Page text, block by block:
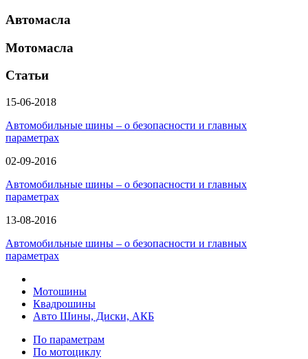
Автомасла
Мотомасла
Статьи
15-06-2018
Автомобильные шины – о безопасности и главных
параметрах
02-09-2016
Автомобильные шины – о безопасности и главных
параметрах
13-08-2016
Автомобильные шины – о безопасности и главных
параметрах
Мотошины
Квадрошины
Авто Шины, Диски, АКБ
По параметрам
По мотоциклу